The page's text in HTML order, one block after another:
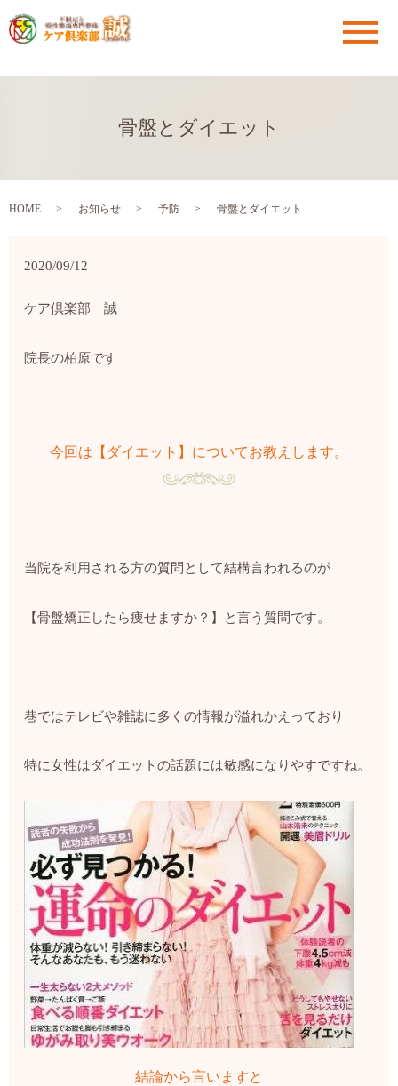
メ
骨盤とダイエット
HOME お知らせ 予防 骨盤とダイエット
2020/09/12
ケア倶楽部 誠
院長の柏原です
今回は【ダイエット】についてお教えします。
当院を利用される方の質問として結構言われるのが
【骨盤矯正したら痩せますか？】と言う質問です。
巷ではテレビや雑誌に多くの情報が溢れかえっており
特に女性はダイエットの話題には敏感になりやすですね。
結論から言いますと